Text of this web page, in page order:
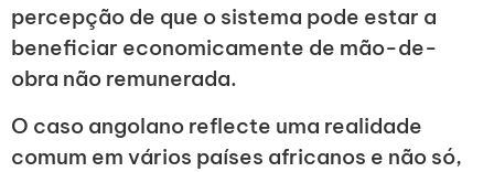
percepção de que o sistema pode estar a
beneficiar economicamente de mão-de-
obra não remunerada.
O caso angolano reflecte uma realidade
comum em vários países africanos e não só,